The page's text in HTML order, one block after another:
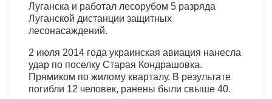
Луганска и работал лесорубом 5 разряда
Луганской дистанции защитных
лесонасаждений.
2 июля 2014 года украинская авиация нанесла
удар по поселку Старая Кондрашовка.
Прямиком по жилому кварталу. В результате
погибли 12 человек, ранены были свыше 40.